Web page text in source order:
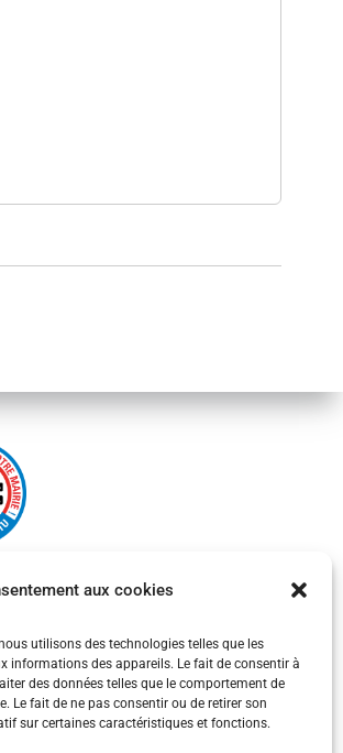
aux cookies
utilisons des technologies telles que les
informations des appareils. Le fait de consentir à
des données telles que le comportement de
Le fait de ne pas consentir ou de retirer son
sur certaines caractéristiques et fonctions.